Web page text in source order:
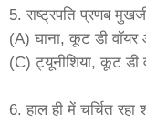
5. राष्ट्रपति प्रणब
(A) घाना, कूट डी वॉयर
(C) ट्यूनीशिया, कूट डी
6. हाल ही में चर्चित रहा